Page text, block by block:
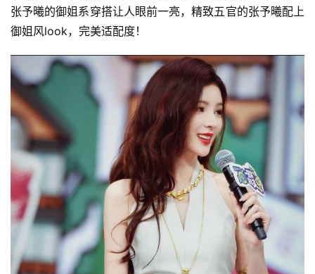
张予曦的御姐系穿搭让人眼前一亮，精致五官的张予曦配上
御姐风look，完美适配度！